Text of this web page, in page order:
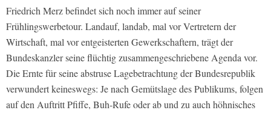
Friedrich Merz befindet sich noch immer auf seiner
Frühlingswerbetour. Landauf, landab, mal vor Vertretern der
Wirtschaft, mal vor entgeisterten Gewerkschaftern, trägt der
Bundeskanzler seine flüchtig zusammengeschriebene Agenda vor.
Die Ernte für seine abstruse Lagebetrachtung der Bundesrepublik
verwundert keineswegs: Je nach Gemütslage des Publikums, folgen
auf den Auftritt Pfiffe, Buh‑Rufe oder ab und zu auch höhnisches